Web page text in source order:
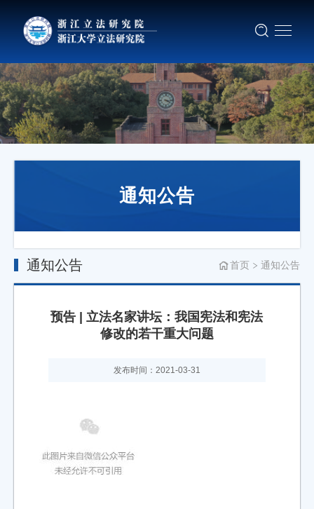
通知公告
通知公告 首页 通知公告
预告 | 立法名家讲坛：我国宪法和宪法
修改的若干重大问题
发布时间：2021-03-31